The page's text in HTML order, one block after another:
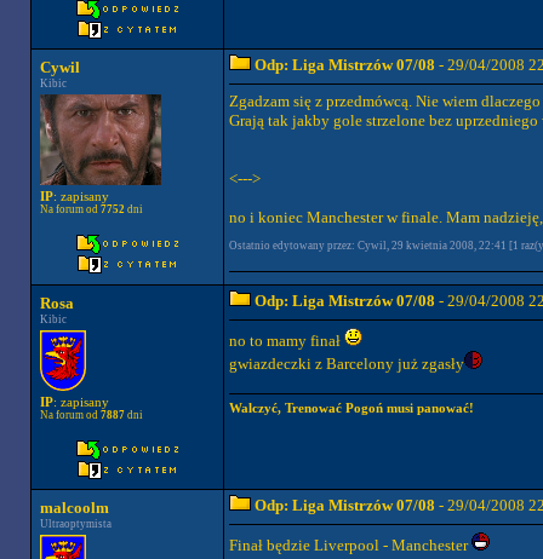
Cywil
Kibic
IP: zapisany
Na forum od 7752dni
Odp: Liga Mistrzów 07/08 - 29/04/2008
Zgadzam się z przedmówcą. Nie wiem
Grają tak jakby gole strzelone bez
<--->
no i koniec Manchester w finale. Mam
Ostatnio edytowany przez: Cywil, 29 kwietnia 2008, 22:41 [1
Rosa
Kibic
IP: zapisany
Na forum od 7887dni
Odp: Liga Mistrzów 07/08 - 29/04/2008
no to mamy finał
gwiazdeczki z Barcelony już zgasły
Walczyć, Trenować Pogoń musi panować!
malcoolm
Ultraoptymista
Odp: Liga Mistrzów 07/08 - 29/04/2008
Finał będzie Liverpool - Manchester